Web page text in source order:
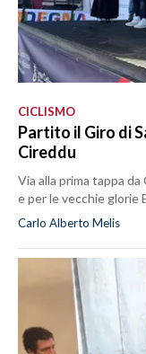
CICLISMO
Partito il Giro di
Cireddu
Via alla prima tappa
e per le vecchie glorie
Carlo Alberto Melis